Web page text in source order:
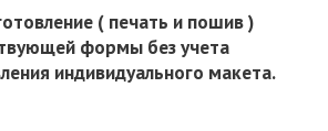
( печать и пошив )
формы без учета
индивидуального макета.